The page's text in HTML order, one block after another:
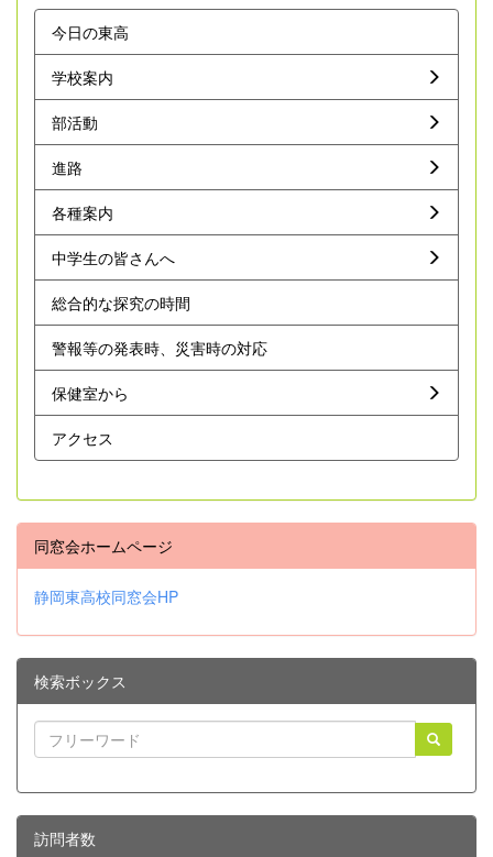
今日の東高
学校案内
部活動
進路
各種案内
中学生の皆さんへ
総合的な探究の時間
警報等の発表時、災害時の対応
保健室から
アクセス
同窓会ホームページ
静岡東高校同窓会HP
検索ボックス
訪問者数